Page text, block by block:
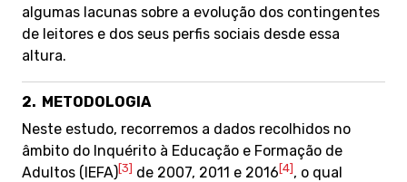
algumas lacunas sobre a evolução dos contingentes
de leitores e dos seus perfis sociais desde essa
altura.
2. METODOLOGIA
Neste estudo, recorremos a dados recolhidos no
âmbito do Inquérito à Educação e Formação de
Adultos (IEFA)[3] de 2007, 2011 e 2016 [4] , o qual